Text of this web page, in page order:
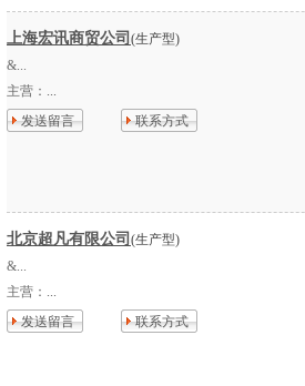
上海宏讯商贸公司 (生产型)
&...
主营： ...
发送留言
联系方式
北京超凡有限公司 (生产型)
&...
主营： ...
发送留言
联系方式